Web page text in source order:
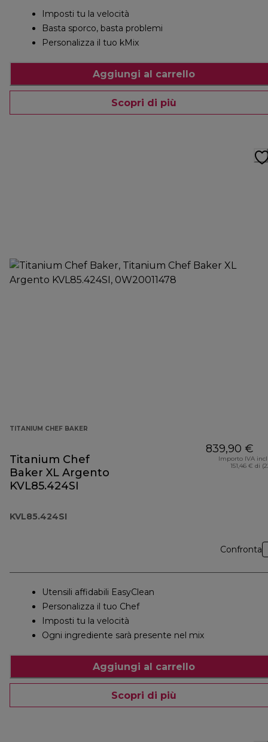
Imposti tu la velocità
Basta sporco, basta problemi
Personalizza il tuo kMix
Aggiungi al carrello
Scopri di più
TITANIUM CHEF BAKER
Titanium Chef
Baker XL Argento
KVL85.424SI
KVL85.424SI
839,90 €
Importo IVA
151,46 € di
Confronta
Utensili affidabili EasyClean
Personalizza il tuo Chef
Imposti tu la velocità
Ogni ingrediente sarà presente nel mix
Aggiungi al carrello
Scopri di più